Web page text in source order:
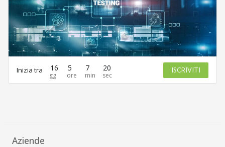
Inizia tra 16 5 7 20 ISCRIVITI
Aziende